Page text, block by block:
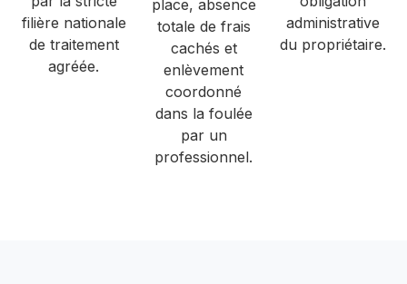
filière nationale
de traitement
agréée.
place, absence
totale de frais
cachés et
enlèvement
coordonné
dans la foulée
par un
professionnel.
administrative
du propriétaire.